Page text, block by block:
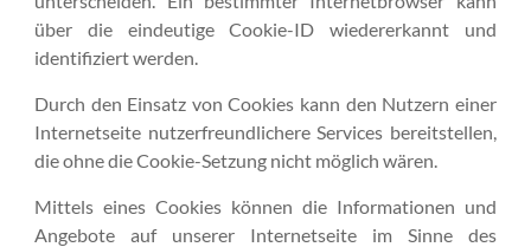
über die eindeutige Cookie-ID wiedererkannt und
identifiziert werden.
Durch den Einsatz von Cookies kann den Nutzern einer
Internetseite nutzerfreundlichere Services bereitstellen,
die ohne die Cookie-Setzung nicht möglich wären.
Mittels eines Cookies können die Informationen und
Angebote auf unserer Internetseite im Sinne des